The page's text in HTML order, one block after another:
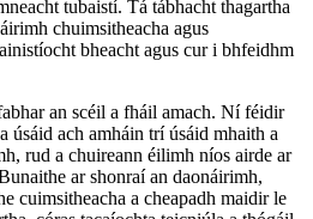
tubaistí. Tá tábhacht thagartha
chuimsitheacha agus
bheacht agus cur i bhfeidhm
an scéil a fháil amach. Ní féidir
úsáid ach amháin trí úsáid mhaith a
rud a chuireann éilimh níos airde ar
ar shonraí an daonáirimh,
cuimsitheacha a cheapadh maidir le